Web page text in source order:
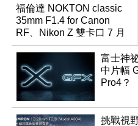
福倫達 NOKTON classic
35mm F1.4 for Canon
RF、Nikon Z 雙卡口 7 月
同步登台
富士神
中片幅
Pro4？
挑戰視